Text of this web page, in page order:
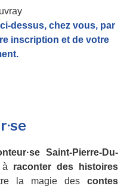
dessus, chez vous, par
inscription et de votre
Saint-Pierre-Du-
à raconter des histoires
la magie des contes